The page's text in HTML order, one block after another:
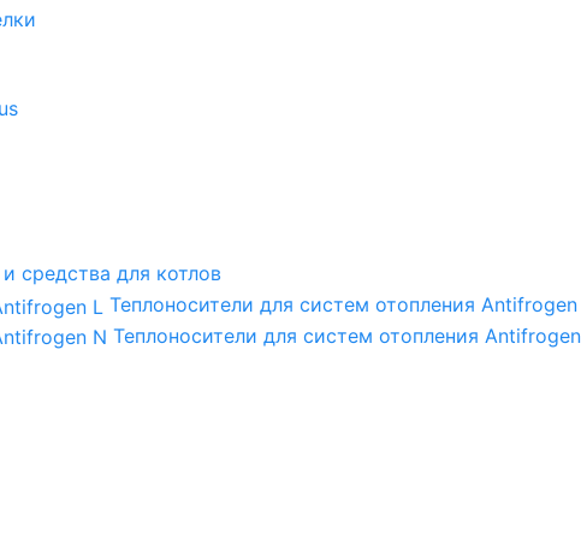
средства для котлов
Теплоносители для систем отопления
Теплоносители для систем отопления